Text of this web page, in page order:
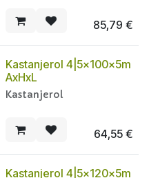
85,79 €
Kastanjerol 4|5x100x5m
AxHxL
Kastanjerol
64,55€
Kastanjerol 4|5x120x5m